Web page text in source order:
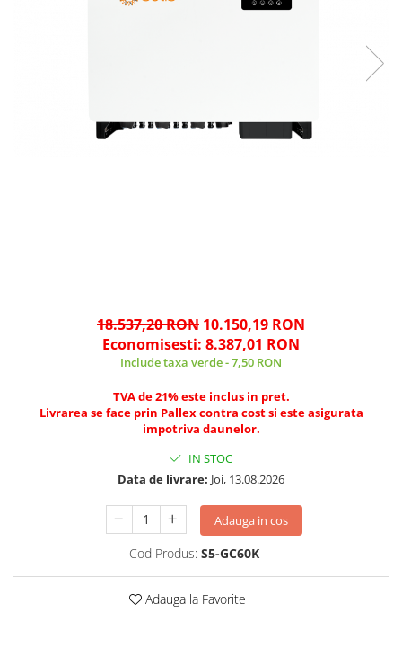
18.537,20 RON 10.150,19 RON
Economisesti: 8.387,01 RON
Include taxa verde - 7,50 RON
TVA de 21% este inclus in pret.
Livrarea se face prin Pallex contra cost si este asigurata
impotriva daunelor.
IN STOC
Data de livrare: Joi, 13.08.2026
Adauga in cos
Cod Produs: S5-GC60K
Adauga la Favorite